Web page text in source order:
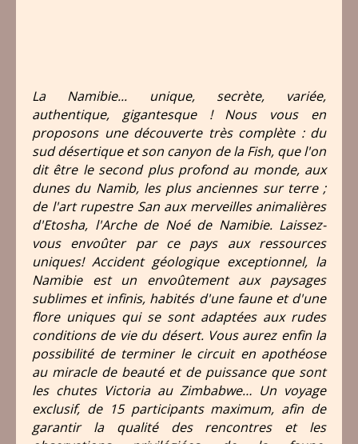
La Namibie... unique, secrète, variée,
authentique, gigantesque ! Nous vous en
proposons une découverte très complète : du
sud désertique et son canyon de la Fish, que l'on
dit être le second plus profond au monde, aux
dunes du Namib, les plus anciennes sur terre ;
de l'art rupestre San aux merveilles animalières
d'Etosha, l'Arche de Noé de Namibie. Laissez-
vous envoûter par ce pays aux ressources
uniques! Accident géologique exceptionnel, la
Namibie est un envoûtement aux paysages
sublimes et infinis, habités d'une faune et d'une
flore uniques qui se sont adaptées aux rudes
conditions de vie du désert. Vous aurez enfin la
possibilité de terminer le circuit en apothéose
au miracle de beauté et de puissance que sont
les chutes Victoria au Zimbabwe… Un voyage
exclusif, de 15 participants maximum, afin de
garantir la qualité des rencontres et les